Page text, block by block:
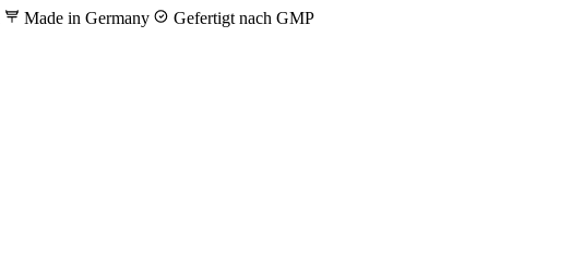
Made in Germany
Gefertigt nach GMP